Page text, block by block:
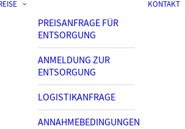
PREISANFRAGE FÜR
ENTSORGUNG
ANMELDUNG ZUR
ENTSORGUNG
LOGISTIKANFRAGE
ANNAHMEBEDINGUNGEN
KONTAKT